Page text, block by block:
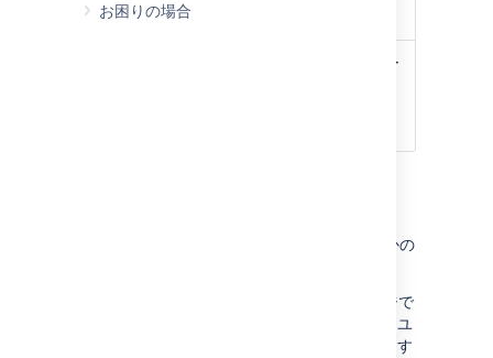
お困りの場合します。
LDAPディレクトリ内のユーザー
ユーザー名の変更について注意すべきいくつかの
– 現在のページで
ユーザーをメンションすると、自動的にユ
ーザーの新しいユーザー名が反映されます